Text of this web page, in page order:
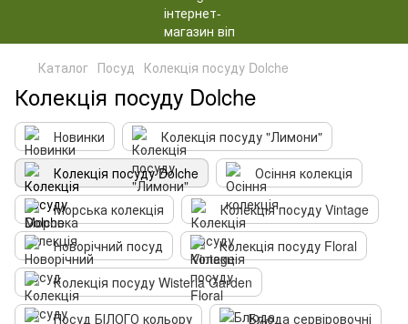
Каталог Посуд Колекція посуду Dolche
Колекція посуду Dolche
Новинки
Колекція посуду "Лимони"
Колекція посуду Dolche
Осіння колекція
Морська колекція
Колекція посуду Vintage
Новорічний посуд
Колекція посуду Floral
Колекція посуду Wisteria Garden
Посуд БІЛОГО кольору
Блюда сервіровочні